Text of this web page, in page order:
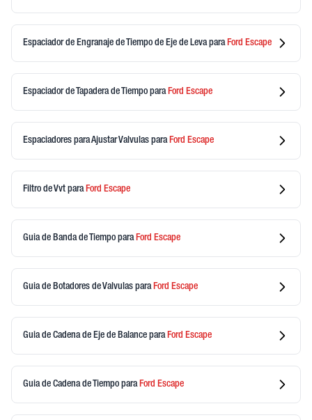
Espaciador de Engranaje de Tiempo de Eje de Levapara Ford Escape
Espaciador de Tapadera de Tiempo para Ford Escape
Espaciadores para Ajustar Valvulas para Ford Escape
Filtro de Vvt para Ford Escape
Guia de Banda de Tiempo para Ford Escape
Guia de Botadores de Valvulas para Ford Escape
Guia de Cadena de Eje de Balance para Ford Escape
Guia de Cadena de Tiempo para Ford Escape